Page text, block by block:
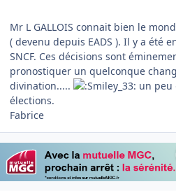
Mr L GALLOIS connait bien le
( devenu depuis EADS ). Il y a été
SNCF. Ces décisions sont
pronostiquer un quelconque
divination.....
un peu
élections.
Fabrice